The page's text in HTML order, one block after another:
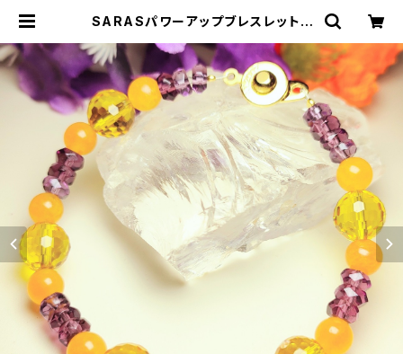
SARASパワーアップブレスレット |